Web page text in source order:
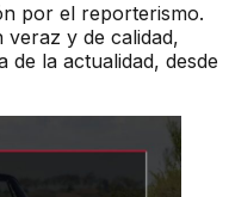
por el reporterismo.
y de calidad,
la actualidad, desde